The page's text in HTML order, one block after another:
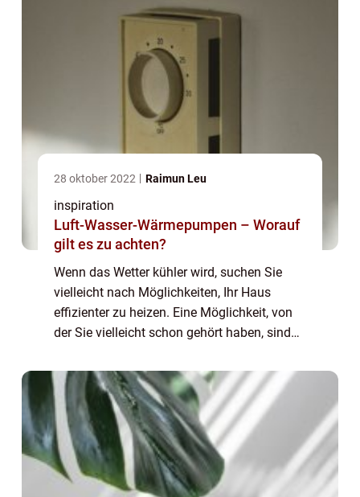
28 oktober 2022 Raimun Leu
inspiration
Luft-Wasser-Wärmepumpen – Worauf
gilt es zu achten?
Wenn das Wetter kühler wird, suchen Sie
vielleicht nach Möglichkeiten, Ihr Haus
effizienter zu heizen. Eine Möglichkeit, von
der Sie vielleicht schon gehört haben, sind
Wärmepumpen sind eine großartige
Möglichkeit...